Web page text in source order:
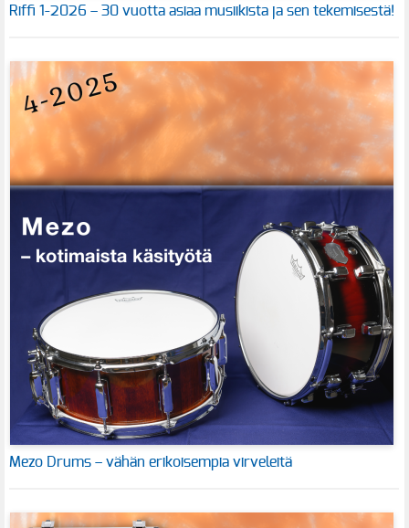
Riffi 1-2026 – 30 vuotta asiaa musiikista ja sen tekemisestä!
Mezo Drums – vähän erikoisempia virveleitä